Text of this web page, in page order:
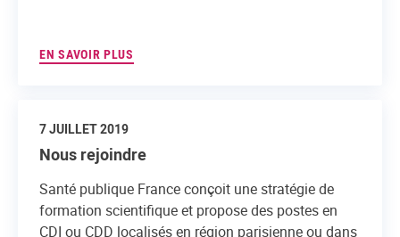
EN SAVOIR PLUS
7 JUILLET 2019
Nous rejoindre
Santé publique France conçoit une stratégie de
formation scientifique et propose des postes en
CDI ou CDD localisés en région parisienne ou dans